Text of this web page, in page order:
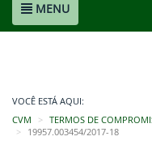
MENU
VOCÊ ESTÁ AQUI:
CVM
TERMOS DE
19957.003454/2017-18